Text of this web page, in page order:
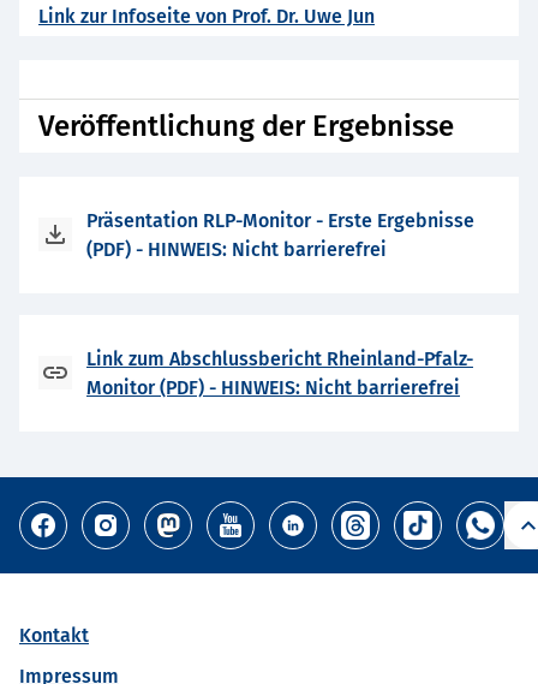
Link zur Infoseite von Prof. Dr. Uwe Jun
Veröffentlichung der Ergebnisse
Präsentation RLP-Monitor - Erste Ergebnisse
(PDF) - HINWEIS: Nicht barrierefrei
Link zum Abschlussbericht Rheinland-Pfalz-
Monitor (PDF) - HINWEIS: Nicht barrierefrei